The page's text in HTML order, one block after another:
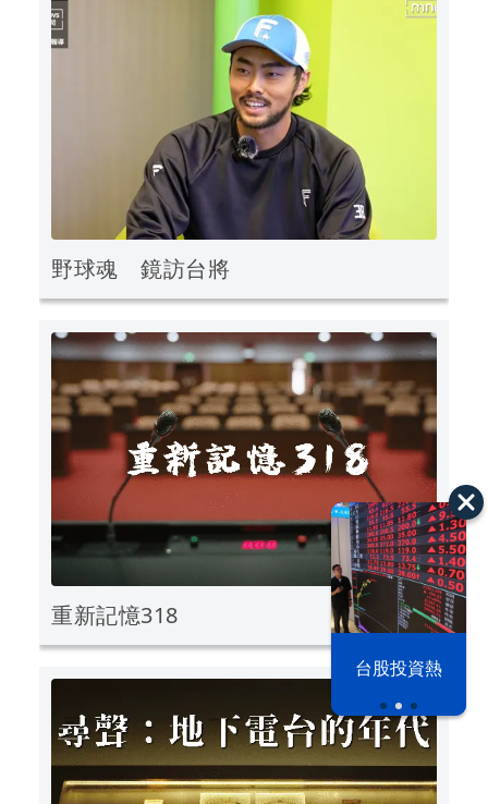
以色列 穹頂
之下
台股投資熱
野球魂 鏡訪台將
重新記憶318